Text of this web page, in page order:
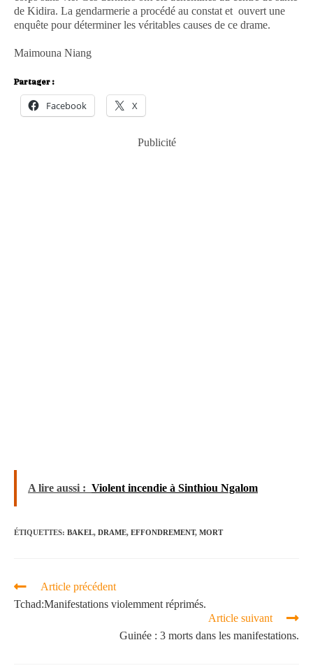
de Kidira. La gendarmerie a procédé au constat et ouvert une
enquête pour déterminer les véritables causes de ce drame.
Maimouna Niang
Partager :
Facebook X
Publicité
A lire aussi : Violent incendie à Sinthiou Ngalom
ÉTIQUETTES: BAKEL, DRAME, EFFONDREMENT, MORT
Article précédent
Tchad:Manifestations violemment réprimés.
Article suivant
Guinée : 3 morts dans les manifestations.